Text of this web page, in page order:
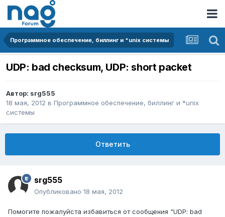
Программное обеспечение, биллинг и *unix системы
UDP: bad checksum, UDP: short packet
Автор: srg555
18 мая, 2012 в Программное обеспечение, биллинг и *unix
системы
Ответить
srg555
Опубликовано 18 мая, 2012
Помогите пожалуйста избавиться от сообщения "UDP: bad